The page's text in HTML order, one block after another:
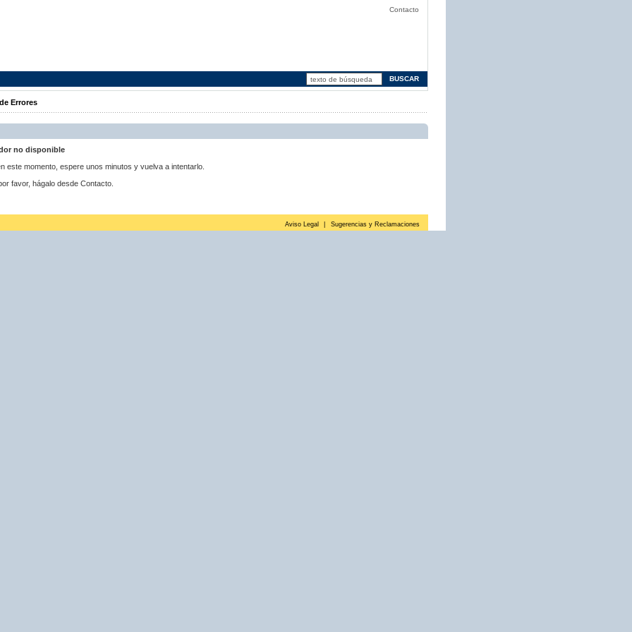
Contacto
Errores
no disponible
este momento, espere unos minutos y vuelva a intentarlo.
favor, hágalo desde Contacto.
Aviso Legal Sugerencias y Reclamaciones